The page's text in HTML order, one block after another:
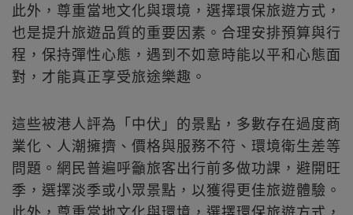
此外，尊重當地文化與環境，選擇環保旅遊方式，
也是提升旅遊品質的重要因素。合理安排預算與行
程，保持彈性心態，遇到不如意時能以平和心態面
對，才能真正享受旅途樂趣。
這些被港人評為「中伏」的景點，多數存在過度商
業化、人潮擁擠、價格與服務不符、環境衛生差等
問題。網民普遍呼籲旅客出行前多做功課，避開旺
季，選擇淡季或小眾景點，以獲得更佳旅遊體驗。